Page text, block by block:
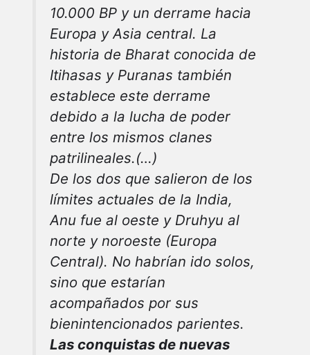
10.000 BP y un derrame hacia
Europa y Asia central. La
historia de Bharat conocida de
Itihasas y Puranas también
establece este derrame
debido a la lucha de poder
entre los mismos clanes
patrilineales.(…)
De los dos que salieron de los
límites actuales de la India,
Anu fue al oeste y Druhyu al
norte y noroeste (Europa
Central). No habrían ido solos,
sino que estarían
acompañados por sus
bienintencionados parientes.
Las conquistas de nuevas